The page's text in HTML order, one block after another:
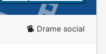
Drame social